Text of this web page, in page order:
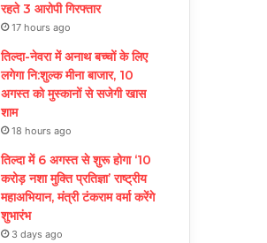
रहते 3 आरोपी गिरफ्तार
17 hours ago
तिल्दा-नेवरा में अनाथ बच्चों के लिए
लगेगा नि:शुल्क मीना बाजार, 10
अगस्त को मुस्कानों से सजेगी खास
शाम
18 hours ago
तिल्दा में 6 अगस्त से शुरू होगा ‘10
करोड़ नशा मुक्ति प्रतिज्ञा’ राष्ट्रीय
महाअभियान, मंत्री टंकराम वर्मा करेंगे
शुभारंभ
3 days ago